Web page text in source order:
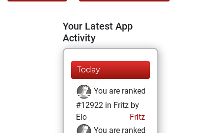
Your Latest App
Activity
Today
You are ranked
#12922 in Fritz by
Elo
Fritz
You are ranked